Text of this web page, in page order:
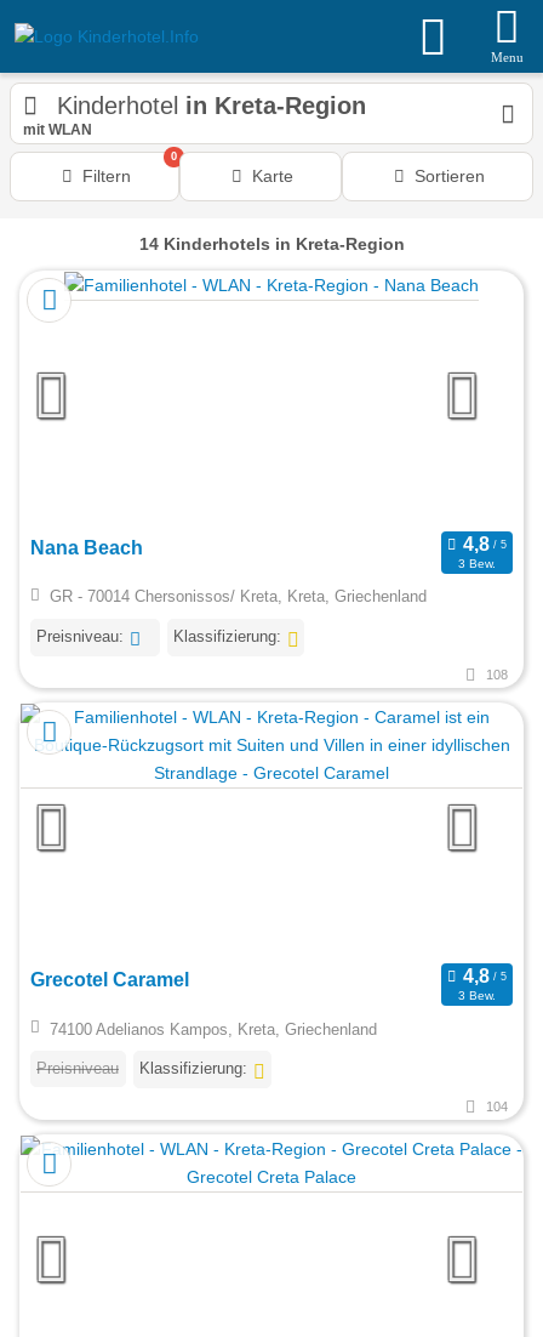
Menu
Kinderhotel in Kreta-Region
mit WLAN
Filtern
0
Karte Sortieren
14Kinderhotels in Kreta-Region
Nana Beach
3 Bew.
GR - 70014 Chersonissos/ Kreta, Kreta, Griechenland
Preisniveau: Klassifizierung:
108
Grecotel Caramel
3 Bew.
74100 Adelianos Kampos, Kreta, Griechenland
Preisniveau Klassifizierung:
104